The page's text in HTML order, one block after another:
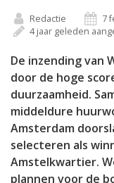
Redactie
7
4 jaar geleden
De inzending van
door de hoge
duurzaamheid.
middeldure
Amsterdam
selecteren als
Amstelkwartier.
plannen voor de